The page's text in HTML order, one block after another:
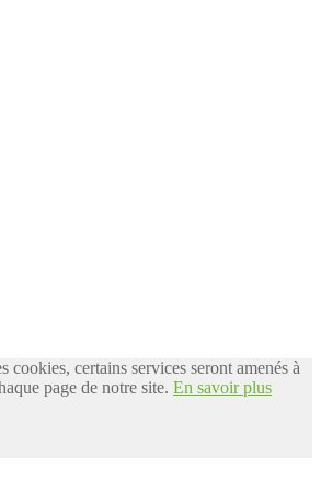
certains services seront amenés à
page de notre site. En savoir plus